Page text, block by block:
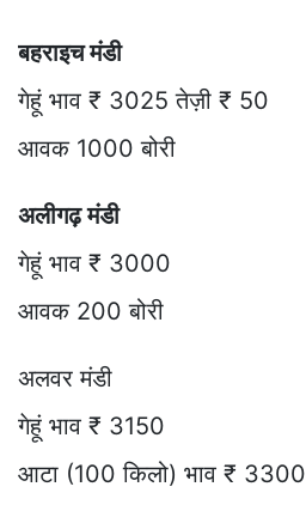
बहराइच मंडी
गेहूं भाव ₹ 3025 तेज़ी ₹ 50
आवक 1000 बोरी
अलीगढ़ मंडी
गेहूं भाव ₹ 3000
आवक 200 बोरी
अलवर मंडी
गेहूं भाव ₹ 3150
आटा (100 किलो) भाव ₹ 3300